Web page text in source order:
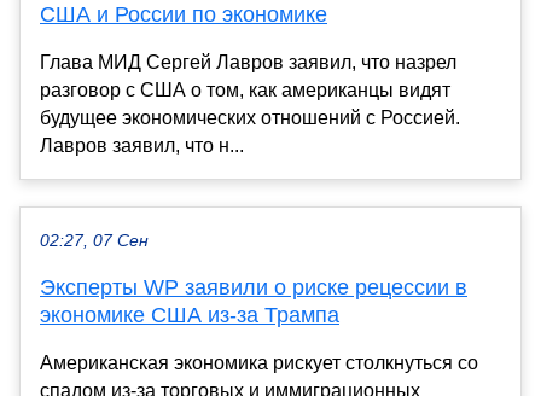
США и России по экономике
Глава МИД Сергей Лавров заявил, что назрел
разговор с США о том, как американцы видят
будущее экономических отношений с Россией.
Лавров заявил, что н...
02:27, 07 Сен
Эксперты WP заявили о риске рецессии в
экономике США из-за Трампа
Американская экономика рискует столкнуться со
спадом из-за торговых и иммиграционных